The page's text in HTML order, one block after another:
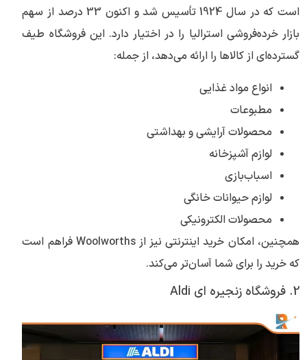
است که در سال 1924 تأسیس شد و اکنون 33 درصد از سهم
بازار خرده‌فروشی استرالیا را در اختیار دارد. این فروشگاه طیف
گسترده‌ای از کالاها را ارائه می‌دهد، از جمله:
انواع مواد غذایی
مطبوعات
محصولات آرایشی و بهداشتی
لوازم آشپزخانه
اسباب‌بازی
لوازم حیوانات خانگی
محصولات الکترونیکی
همچنین، امکان خرید اینترنتی نیز از Woolworths فراهم است
که خرید را برای شما آسان‌تر می‌کند.
2. فروشگاه زنجیره ای Aldi